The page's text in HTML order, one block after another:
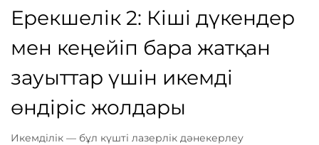
Ерекшелік 2: Кіші дүкендер
мен кеңейіп бара жатқан
зауыттар үшін икемді
өндіріс жолдары
Икемділік — бұл күшті лазерлік дәнекерлеу